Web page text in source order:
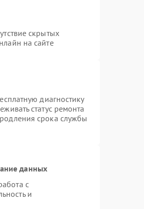
скрытых
на сайте
диагностику
статус ремонта
срока службы
данных
с
и